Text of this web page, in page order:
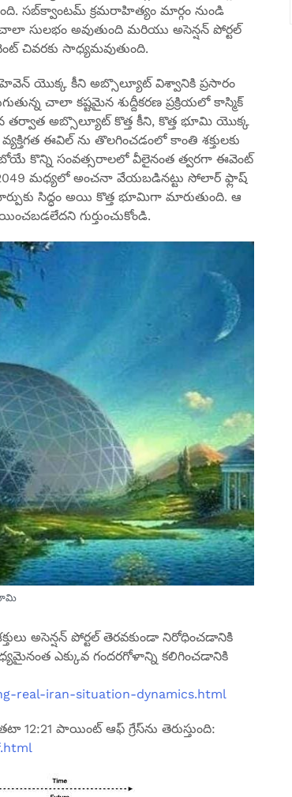
సబ్‌క్వాంటమ్ క్రమరాహిత్యం మార్గం నుండి
సులభం అవుతుంది మరియు అసెన్షన్ పోర్టల్
చివరకు సాధ్యమవుతుంది.
హెవెన్ యొక్క కీని అబ్సొల్యూట్ విశ్వానికి ప్రసారం
చాలా కష్టమైన శుద్దీకరణ ప్రక్రియలో కాస్మిక్
తర్వాత అబ్సొల్యూట్ కొత్త కీని, కొత్త భూమి యొక్క
ఈవిల్ ను తొలగించడంలో కాంతి శక్తులకు
కొన్ని సంవత్సరాలలో వీలైనంత త్వరగా ఈవెంట్
2049 మధ్యలో అంచనా వేయబడినట్టు సోలార్ ఫ్లాష్
సిద్ధం అయి కొత్త భూమిగా మారుతుంది. ఆ
గుర్తుంచుకోండి.
అసెన్షన్ పోర్టల్ తెరవకుండా నిరోధించడానికి
ఎక్కువ గందరగోళాన్ని కలిగించడానికి
real-iran-situation-dynamics.html
12:21 పాయింట్ ఆఫ్ గ్రేస్‌ను తెరుస్తుంది: